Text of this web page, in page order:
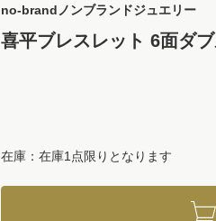
no-brand ノンブランドジュエリー
喜平ブレスレット 6面ダ
在庫：在庫1点限りとなります